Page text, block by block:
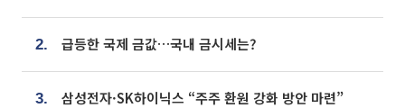
2. 급등한 국제 금값…국내 금시세는?
3. 삼성전자·SK하이닉스 “주주 환원 강화 방안 마련”